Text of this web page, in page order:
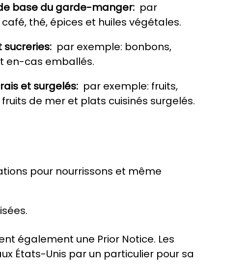
base du garde-manger:par
thé, épices et huiles végétales.
sucreries:par exemple: bonbons,
en-cas emballés.
et surgelés:par exemple: fruits,
de mer et plats cuisinés surgelés.
pour nourrissons et même
également une Prior Notice. Les
États-Unis par un particulier pour sa